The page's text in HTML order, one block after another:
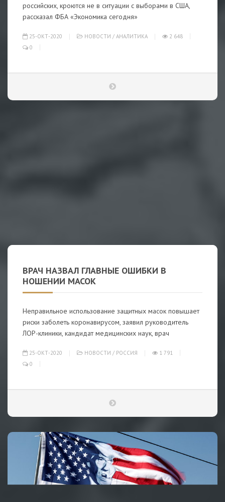
российских, кроются не в ситуации с выборами в США,
рассказал ФБА «Экономика сегодня»
25-ОКТ-2020 НОВОСТИ / АНАЛИТИКА
2 648
0
ВРАЧ НАЗВАЛ ГЛАВНЫЕ ОШИБКИ В
НОШЕНИИ МАСОК
Неправильное использование защитных масок повышает
риски заболеть коронавирусом, заявил руководитель
ЛОР-клиники, кандидат медицинских наук, врач
25-ОКТ-2020 НОВОСТИ / РОССИЯ
1 791
0